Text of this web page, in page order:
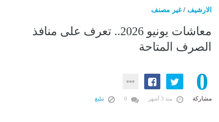
الارشيف /غير مصنف
معاشات يونيو 2026.. تعرف على منافذ
الصرف المتاحة
0
مشاركة منذ 3 أشهر تبليغ